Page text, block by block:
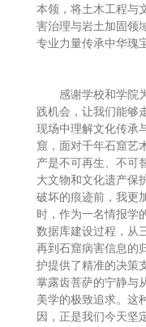
本领，将土木工程与
害治理与岩土加固领
专业力量传承中华瑰
感谢学校和学院
践机会，让我们能够
现场中理解文化传承
窟，面对千年石窟艺
产是不可再生、不可
大文物和文化遗产保
破坏的痕迹前，我更
时，作为一名情报学
数据库建设过程，从
再到石窟病害信息的
护提供了精准的决策
掌露齿菩萨的宁静与
美学的极致追求。这
因，正是我们今天坚